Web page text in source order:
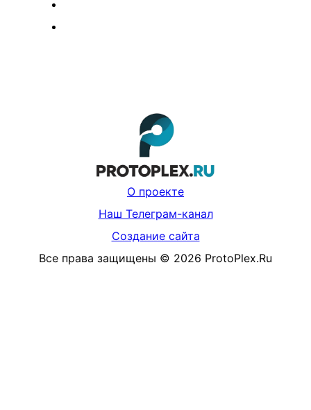
О проекте
Наш Телеграм-канал
Создание сайта
Все права защищены © 2026 ProtoPlex.Ru